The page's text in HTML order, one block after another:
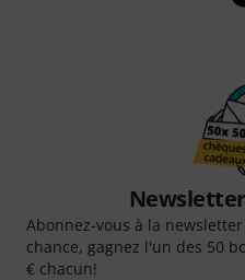
Abonnez-vous à la
chance, gagnez l'un des 50
€ chacun!